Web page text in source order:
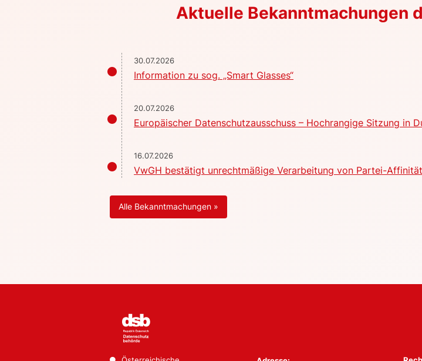
Aktuelle Bekanntmachungen
30.07.2026
Information zu sog. „Smart Glasses“
20.07.2026
Europäischer Datenschutzausschuss – Hochrangige Sitzung in
16.07.2026
VwGH bestätigt unrechtmäßige Verarbeitung von Partei-
Alle Bekanntmachungen »